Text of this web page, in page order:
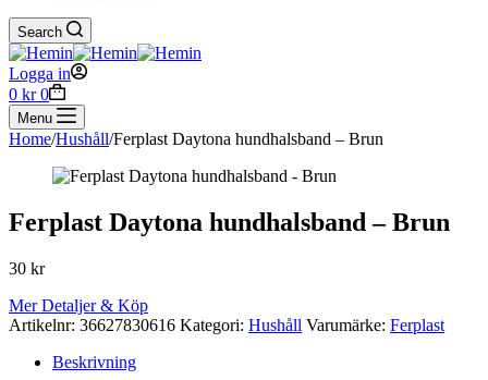
Search
Logga in
Shopping
cart
0 kr 0
Menu
Home/Hushåll/Ferplast Daytona hundhalsband – Brun
Ferplast Daytona hundhalsband – Brun
30 kr
Mer Detaljer & Köp
Artikelnr: 36627830616 Kategori: Hushåll Varumärke: Ferplast
Beskrivning